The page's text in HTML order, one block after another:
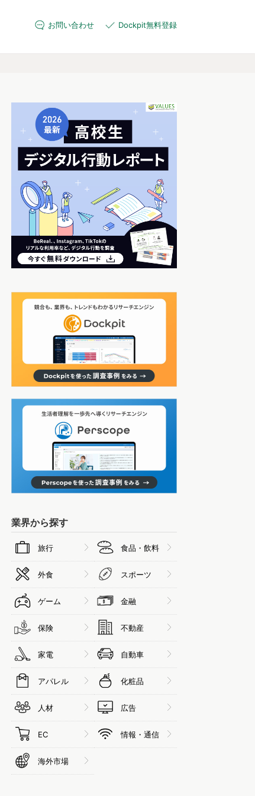
お問い合わせ Dockpit無料登録
業界から探す
旅行 食品・飲料
外食 スポーツ
ゲーム 金融
保険 不動産
家電 自動車
アパレル 化粧品
人材 広告
EC 情報・通信
海外市場